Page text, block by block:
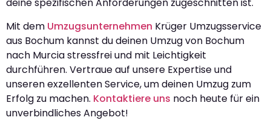
deine spezifischen Anforderungen zugeschnitten ist.
Mit dem Umzugsunternehmen Krüger Umzugsservice
aus Bochum kannst du deinen Umzug von Bochum
nach Murcia stressfrei und mit Leichtigkeit
durchführen. Vertraue auf unsere Expertise und
unseren exzellenten Service, um deinen Umzug zum
Erfolg zu machen. Kontaktiere uns noch heute für ein
unverbindliches Angebot!